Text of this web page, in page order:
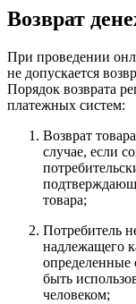
Возврат
При проведении
не допускается
Порядок возврата
платежных систем:
Возврат
случае, если
товара;
Потребитель
надлежащего
определенные
быть
человеком;